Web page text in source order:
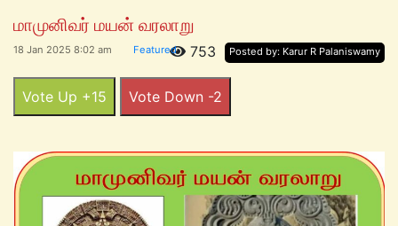
மாமுனிவர் மயன் வரலாறு
18 Jan 2025 8:02 am Featured Posted by: Karur R Palaniswamy
753
Vote Up +15 Vote Down -2